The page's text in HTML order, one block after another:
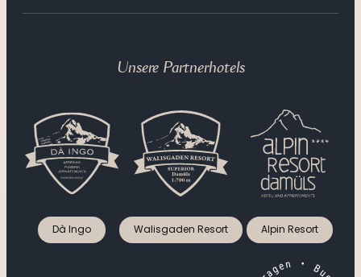
----
Unsere Partnerhotels
Dà Ingo Walisgaden Resort Alpin Resort